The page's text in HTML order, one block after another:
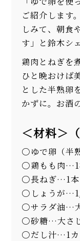
ご紹介します
しみて、朝食
す」と鈴木シ
鶏肉とねぎを
ひと晩おけば
とした半熟卵
かずに。お酒
＜材料＞
ゆで卵（半
鶏もも肉
長ねぎ…1本
しょうが
サラダ油…
砂糖…大さ
だし汁…1カ